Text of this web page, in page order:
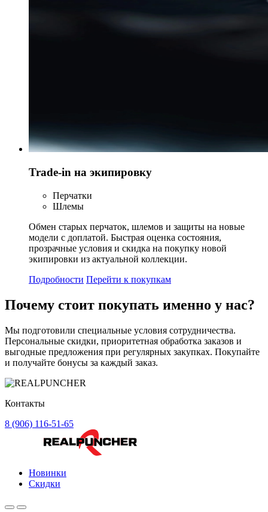
Trade-in на экипировку
Перчатки
Шлемы
Обмен старых перчаток, шлемов и защиты на новые
модели с доплатой. Быстрая оценка состояния,
прозрачные условия и скидка на покупку новой
экипировки из актуальной коллекции.
Подробности Перейти к покупкам
Почему стоит покупать именно у нас?
Мы подготовили специальные условия сотрудничества.
Персональные скидки, приоритетная обработка заказов и
выгодные предложения при регулярных закупках. Покупайте
и получайте бонусы за каждый заказ.
Контакты
8 (906) 116-51-65
Новинки
Скидки